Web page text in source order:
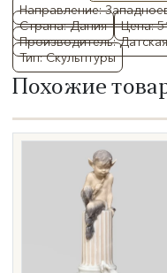
Направление:
Страна: Дания
Цена:
Производитель:
Тип: Скульптуры
Похожие